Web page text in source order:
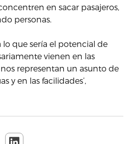
en sacar pasajeros,
personas.
lo que sería el potencial de
vienen en las
representan un asunto de
y en las facilidades’,